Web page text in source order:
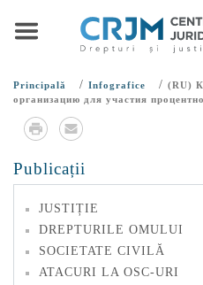
Principală / Infografice / (RU)
организацию для участия
Publicații
JUSTIȚIE
DREPTURILE OMULUI
SOCIETATE CIVILĂ
ATACURI LA OSC-URI